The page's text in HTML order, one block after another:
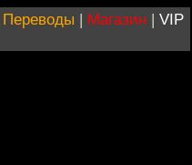
Переводы | Магазин | VIP